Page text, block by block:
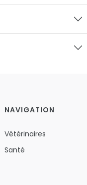
NAVIGATION
Vétérinaires
Santé